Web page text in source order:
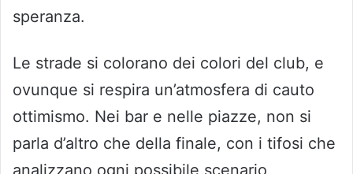
speranza.
Le strade si colorano dei colori del club, e
ovunque si respira un’atmosfera di cauto
ottimismo. Nei bar e nelle piazze, non si
parla d’altro che della finale, con i tifosi che
analizzano ogni possibile scenario,